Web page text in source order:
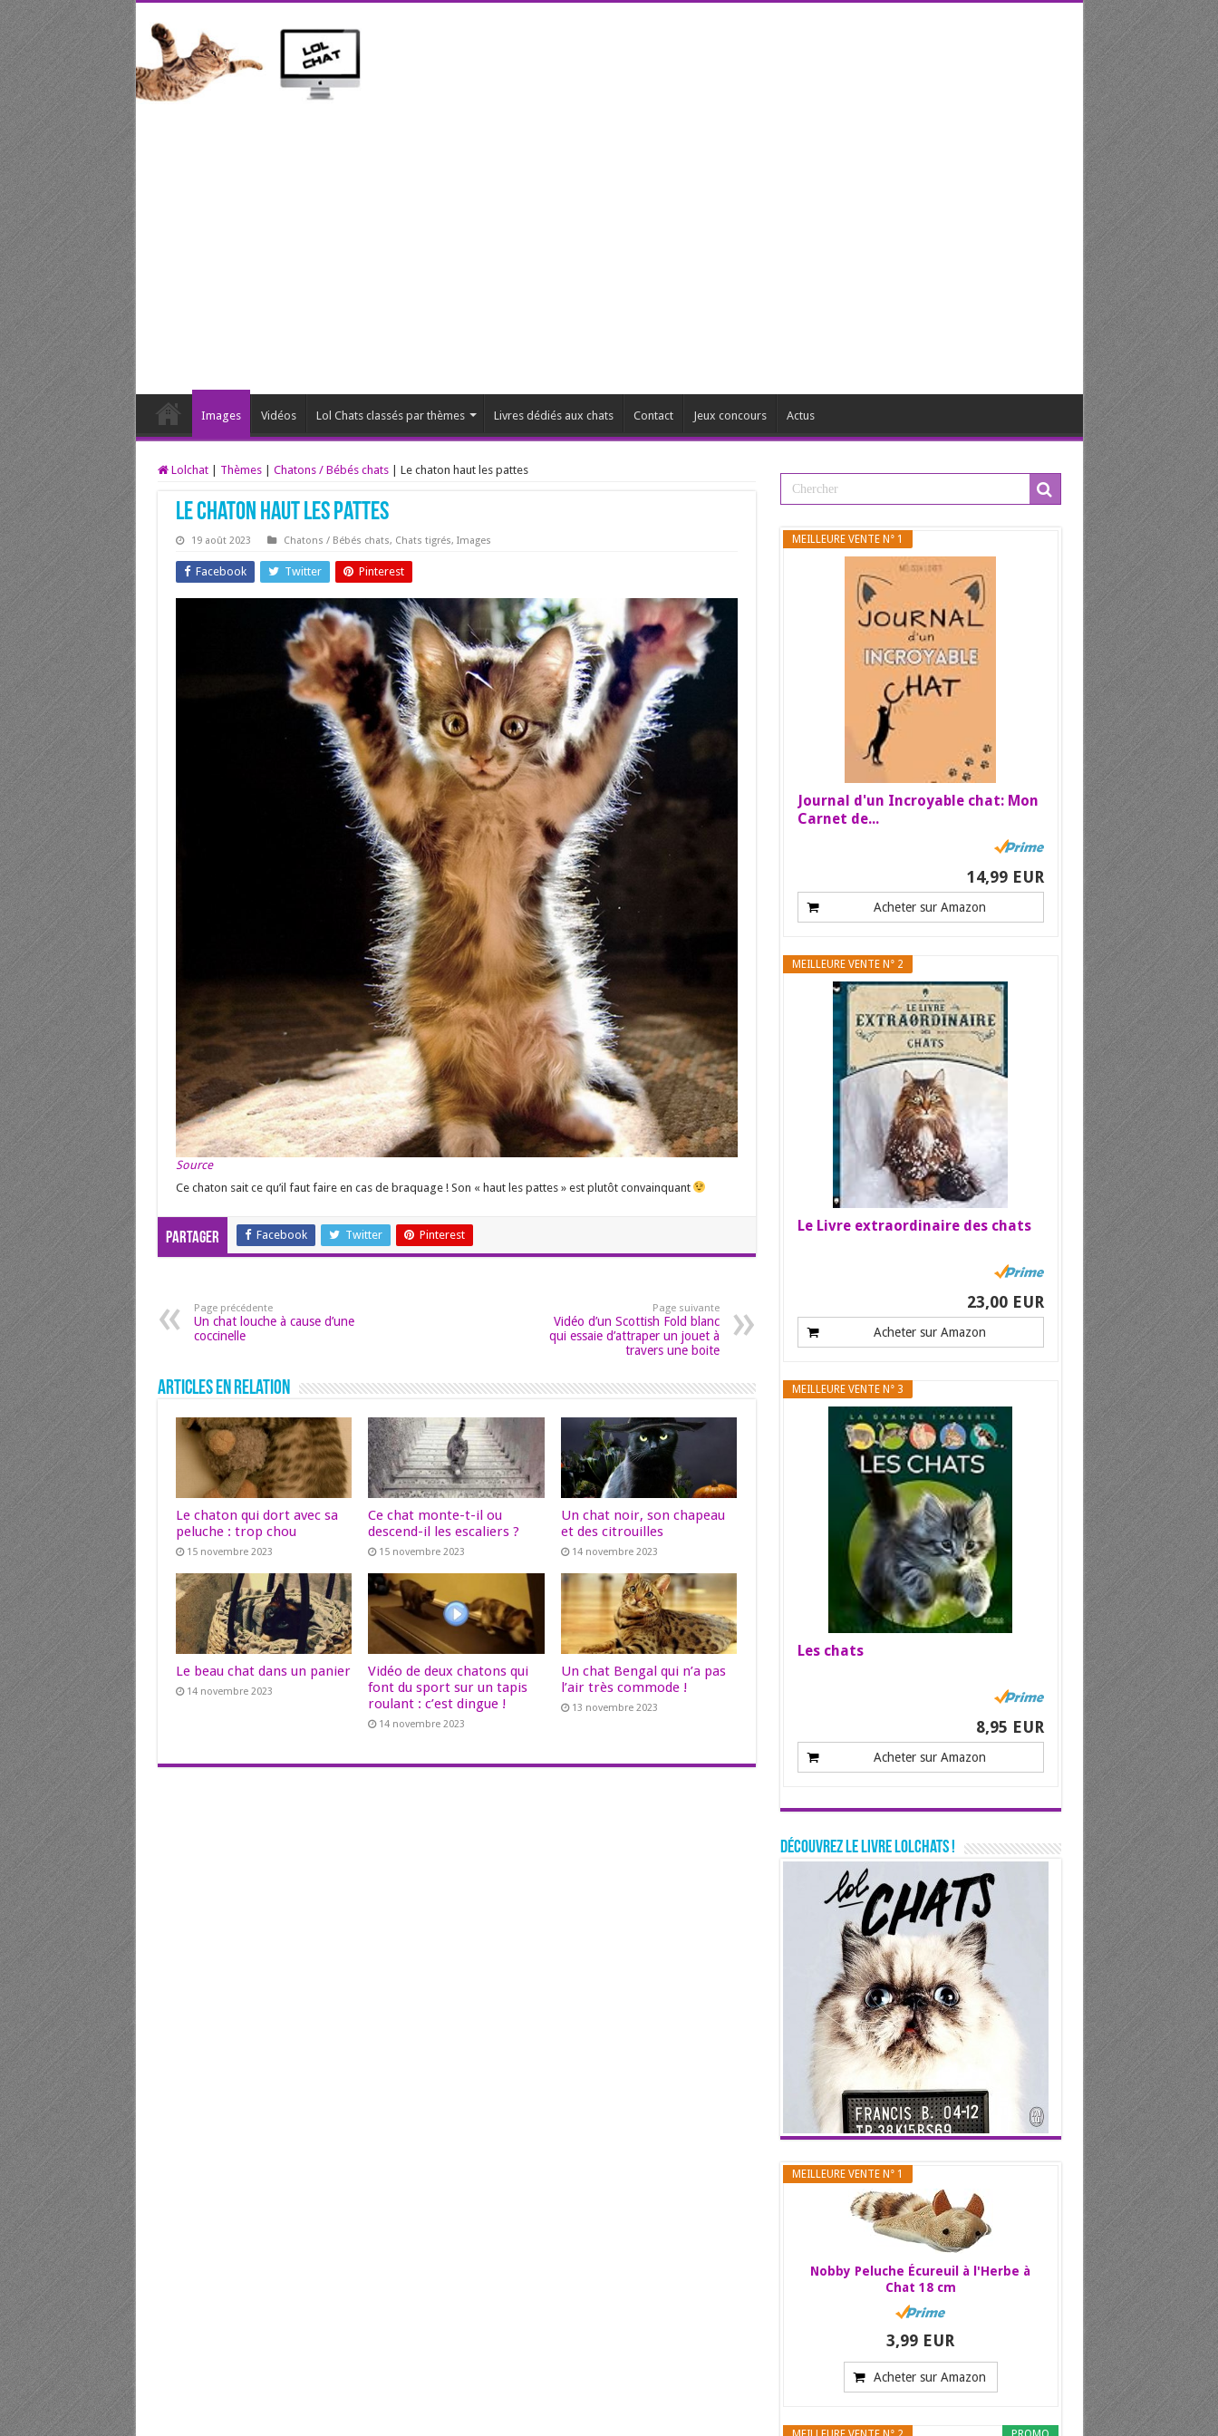
Images Vidéos Lol Chats classés par thèmes Livres dédiés aux chats Contact Jeux concours Actus
Lolchat | Thèmes | Chatons / Bébés chats | Le chaton haut les pattes
Le chaton haut les pattes
19 août 2023 Chatons / Bébés chats, Chats tigrés, Images
Facebook Twitter Pinterest
Source
Ce chaton sait ce qu’il faut faire en cas de braquage ! Son « haut les pattes » est plutôt convainquant
Partager Facebook Twitter Pinterest
Page précédente
Un chat louche à cause d’une
coccinelle
Page suivante
Vidéo d’un Scottish Fold blanc
qui essaie d’attraper un jouet à
travers une boite
Articles en relation
Le chaton qui dort avec sa
peluche : trop chou
15 novembre 2023
Ce chat monte-t-il ou
descend-il les escaliers ?
15 novembre 2023
Un chat noir, son chapeau
et des citrouilles
14 novembre 2023
Le beau chat dans un panier
14 novembre 2023
Vidéo de deux chatons qui
font du sport sur un tapis
roulant : c’est dingue !
14 novembre 2023
Un chat Bengal qui n’a pas
l’air très commode !
13 novembre 2023
MEILLEURE VENTE N° 1
Journal d'un Incroyable chat: Mon
Carnet de...
14,99 EUR
Acheter sur Amazon
MEILLEURE VENTE N° 2
Le Livre extraordinaire des chats
23,00 EUR
Acheter sur Amazon
MEILLEURE VENTE N° 3
Les chats
8,95 EUR
Acheter sur Amazon
Découvrez le livre LolChats !
MEILLEURE VENTE N° 1
Nobby Peluche Écureuil à l'Herbe à
Chat 18 cm
3,99 EUR
Acheter sur Amazon